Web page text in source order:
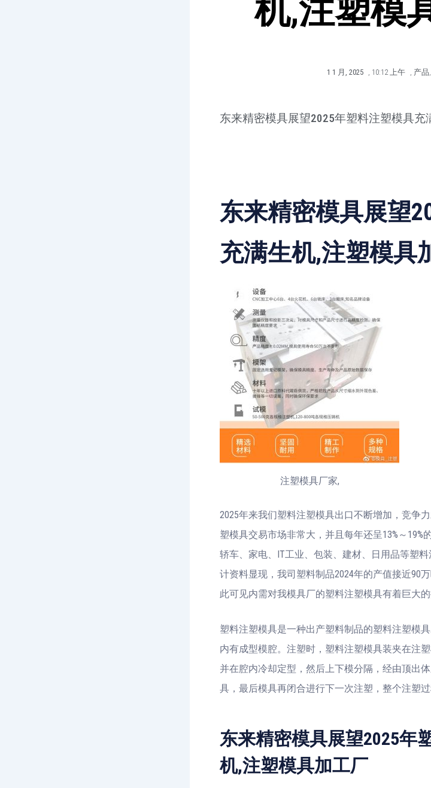
机,注塑模
1 1 月, 2025 10:12 上午 产品
东来精密模具展望2025年塑料注塑模具充
东来精密模具展望
充满生机,注塑模具
注塑模具厂家,
2025年来我们塑料注塑模具出口不断增加，竞争
塑模具交易市场非常大，并且每年还呈13%～
轿车、家电、IT工业、包装、建材、日用品等塑
计资料显现，我司塑料制品2024年的产值接近90
此可见内需对我模具厂的塑料注塑模具有着巨大的
塑料注塑模具是一种出产塑料制品的塑料注塑模
内有成型模腔。注塑时，塑料注塑模具装夹在注
并在腔内冷却定型，然后上下模分隔，经由顶出
具，最后模具再闭合进行下一次注塑，整个注塑过
东来精密模具展望2025年
机,注塑模具加工厂